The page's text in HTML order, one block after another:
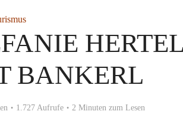
HERTEL
BANKERL
1.727 Aufrufe 2 Minuten zum Lesen